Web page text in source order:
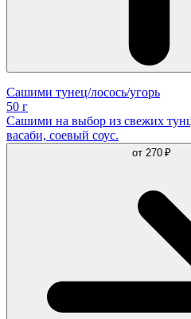
Сашими тунец/лосось/угорь
50 г
Сашими на выбор из свежих
васаби, соевый соус.
от 270 ₽